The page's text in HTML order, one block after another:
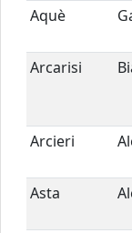
Aquè
Arcarisi
Arcieri
Asta